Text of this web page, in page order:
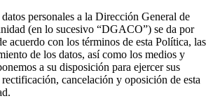
personales a la Dirección General de
(en lo sucesivo “DGACO”) se da por
acuerdo con los términos de esta Política, las
de los datos, así como los medios y
a su disposición para ejercer sus
rectificación, cancelación y oposición de esta